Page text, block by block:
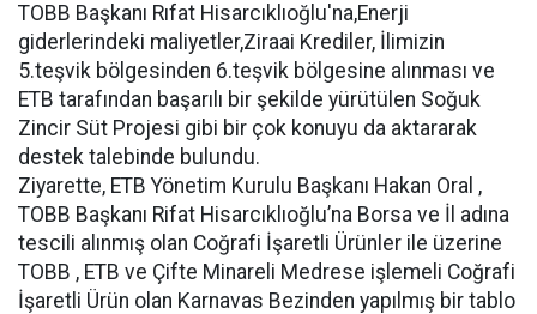
TOBB Başkanı Rıfat Hisarcıklıoğlu'na,Enerji
giderlerindeki maliyetler,Ziraai Krediler, İlimizin
5.teşvik bölgesinden 6.teşvik bölgesine alınması ve
ETB tarafından başarılı bir şekilde yürütülen Soğuk
Zincir Süt Projesi gibi bir çok konuyu da aktararak
destek talebinde bulundu.
Ziyarette, ETB Yönetim Kurulu Başkanı Hakan Oral ,
TOBB Başkanı Rifat Hisarcıklıoğlu’na Borsa ve İl adına
tescili alınmış olan Coğrafi İşaretli Ürünler ile üzerine
TOBB , ETB ve Çifte Minareli Medrese işlemeli Coğrafi
İşaretli Ürün olan Karnavas Bezinden yapılmış bir tablo